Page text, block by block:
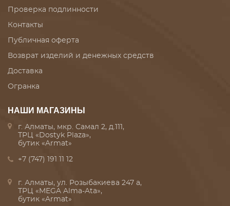
Проверка подлинности
Контакты
Публичная оферта
Возврат изделий и денежных средств
Доставка
Огранка
НАШИ МАГАЗИНЫ
г. Алматы, мкр. Самал 2, д.111,
ТРЦ «Dostyk Plaza»,
бутик «Armat»
+7 (747) 191 11 12
г. Алматы, ул. Розыбакиева 247 а,
ТРЦ «MEGA Alma-Ata»,
бутик «Armat»